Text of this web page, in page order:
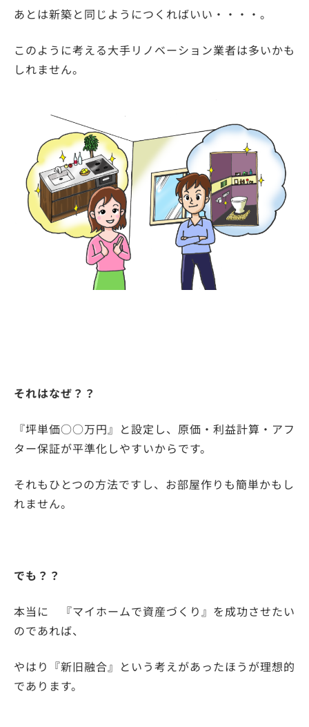
あとは新築と同じようにつくればいい・・・・。
このように考える大手リノベーション業者は多いかも
しれません。
それはなぜ？？
『坪単価○○万円』と設定し、原価・利益計算・アフ
ター保証が平準化しやすいからです。
それもひとつの方法ですし、お部屋作りも簡単かもし
れません。
でも？？
本当に 『マイホームで資産づくり』を成功させたい
のであれば、
やはり『新旧融合』という考えがあったほうが理想的
であります。